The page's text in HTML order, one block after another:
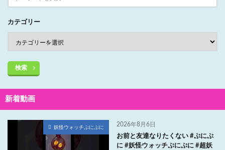
カテゴリー
検索
新着動画
妖怪ウォッチぷにぷに 2026年8月6日
お前と友達なりたくない #ぷにぷ
に #妖怪ウォッチぷにぷに #超妖